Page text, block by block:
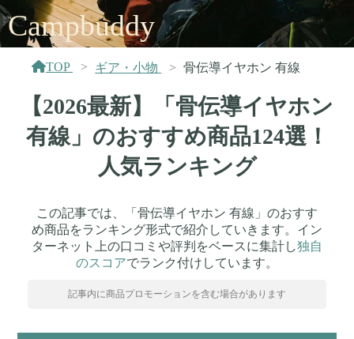
Campbuddy
TOP ギア・小物 骨伝導イヤホン 有線
【2026最新】「骨伝導イヤホン
有線」のおすすめ商品124選！
人気ランキング
この記事では、「骨伝導イヤホン 有線」のおすす
め商品をランキング形式で紹介していきます。イン
ターネット上の口コミや評判をベースに集計し独自
のスコアでランク付けしています。
記事内に商品プロモーションを含む場合があります